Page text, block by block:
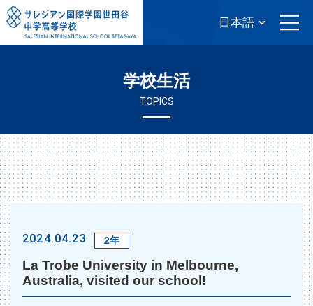
学校生活
TOPICS
2024.04.23 2年
La Trobe University in Melbourne,
Australia, visited our school!